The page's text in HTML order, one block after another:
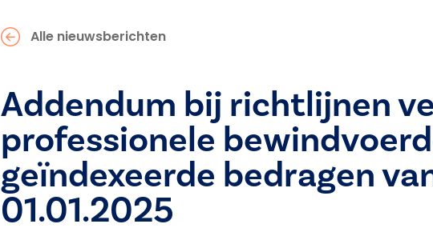
Alle nieuwsberichten
Addendum bij richtlijnen
professionele
geïndexeerde bedragen
01.01.2025